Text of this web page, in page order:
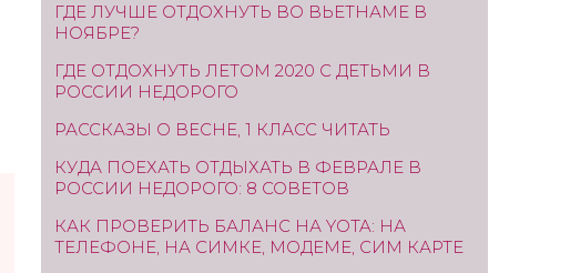
ГДЕ ЛУЧШЕ ОТДОХНУТЬ ВО ВЬЕТНАМЕ В
НОЯБРЕ?
ГДЕ ОТДОХНУТЬ ЛЕТОМ 2020 С ДЕТЬМИ В
РОССИИ НЕДОРОГО
РАССКАЗЫ О ВЕСНЕ, 1 КЛАСС ЧИТАТЬ
КУДА ПОЕХАТЬ ОТДЫХАТЬ В ФЕВРАЛЕ В
РОССИИ НЕДОРОГО: 8 СОВЕТОВ
КАК ПРОВЕРИТЬ БАЛАНС НА YOTA: НА
ТЕЛЕФОНЕ, НА СИМКЕ, МОДЕМЕ, СИМ КАРТЕ